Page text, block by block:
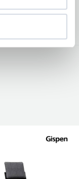
JUNA